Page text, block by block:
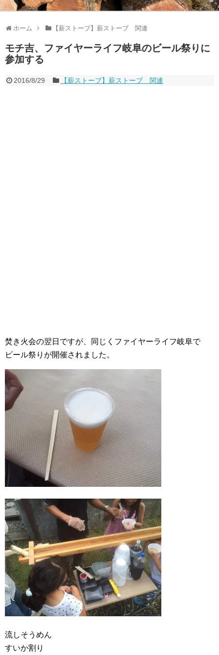
ホーム 【薪ストーブ】薪ストーブ 関連
モチ吉、ファイヤーライフ岐阜のビール祭りに
参加する
2016/8/29 【薪ストーブ】薪ストーブ 関連
焚き火会の翌日ですが、同じくファイヤーライフ岐阜で
ビール祭りが開催されました。
流しそうめん
すいか割り